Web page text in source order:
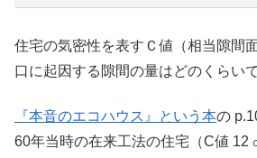
住宅の気密性を表すＣ値（相当隙間
口に起因する隙間の量はどのくらい
『本音のエコハウス』という本の
60年当時の在来工法の住宅（C値 12